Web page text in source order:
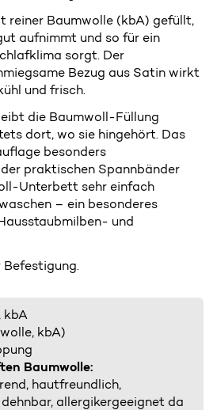
reiner Baumwolle (kbA) gefüllt,
aufnimmt und so für ein
sorgt. Der
Bezug aus Satin wirkt
und frisch.
die Baumwoll-Füllung
dort, wo sie hingehört. Das
besonders
praktischen Spannbänder
Unterbett sehr einfach
– ein besonderes
und
Befestigung.
kbA
kbA)
Baumwolle:
hautfreundlich,
allergikergeeignet da